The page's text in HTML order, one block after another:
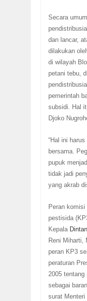
Secara
dan lancar,
dilakukan
di wilayah
petani tebu,
pemerintah
subsidi. Hal
Djoko
“Hal ini
bersama.
pupuk
tidak jadi
yang akrab
Peran komisi
pestisida
Kepala
Reni Miharti,
peran KP3
peraturan
2005 tentang
sebagai
surat Menteri